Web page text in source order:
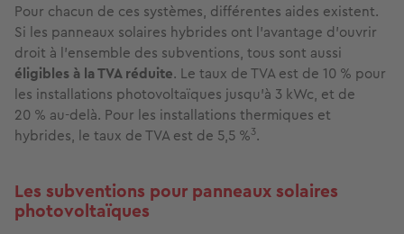
Pour chacun de ces systèmes, différentes aides existent.
Si les panneaux solaires hybrides ont l’avantage d’ouvrir
droit à l’ensemble des subventions, tous sont aussi
éligibles à la TVA réduite. Le taux de TVA est de 10 % pour
les installations photovoltaïques jusqu’à 3 kWc, et de
20 % au-delà. Pour les installations thermiques et
hybrides, le taux de TVA est de 5,5 %3.
Les subventions pour panneaux solaires
photovoltaïques